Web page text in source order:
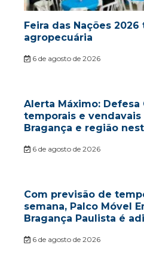
Feira das Nações
agropecuária
6 de agosto de 2026
Alerta Máximo: Defesa
temporais e
Bragança e região
6 de agosto de 2026
Com previsão de
semana, Palco Móvel
Bragança Paulista é
6 de agosto de 2026